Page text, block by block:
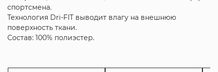
спортсмена.
Технология Dri-FIT выводит влагу на внешнюю
поверхность ткани.
Состав: 100% полиэстер.